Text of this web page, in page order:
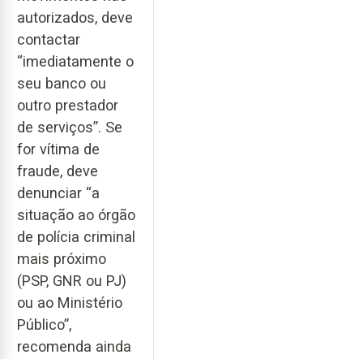
autorizados, deve
contactar
“imediatamente o
seu banco ou
outro prestador
de serviços”. Se
for vítima de
fraude, deve
denunciar “a
situação ao órgão
de polícia criminal
mais próximo
(PSP, GNR ou PJ)
ou ao Ministério
Público”,
recomenda ainda